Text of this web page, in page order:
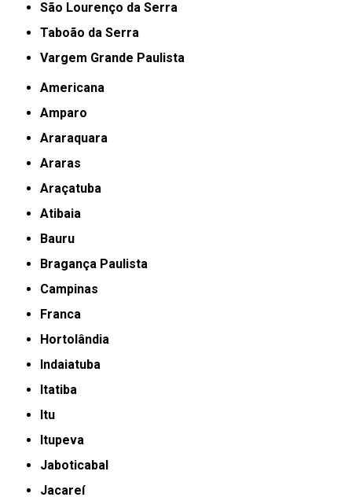
São Lourenço da Serra
Taboão da Serra
Vargem Grande Paulista
Americana
Amparo
Araraquara
Araras
Araçatuba
Atibaia
Bauru
Bragança Paulista
Campinas
Franca
Hortolândia
Indaiatuba
Itatiba
Itu
Itupeva
Jaboticabal
Jacareí